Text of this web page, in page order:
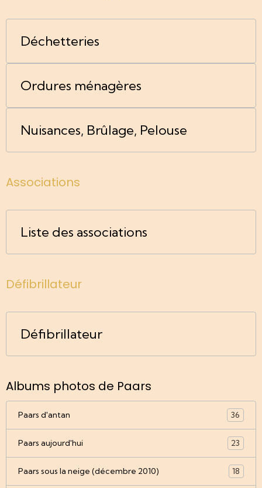
Déchetteries
Ordures ménagères
Nuisances, Brûlage, Pelouse
Associations
Liste des associations
Défibrillateur
Défibrillateur
Albums photos de Paars
Paars d'antan 36
Paars aujourd'hui 23
Paars sous la neige (décembre 2010) 18